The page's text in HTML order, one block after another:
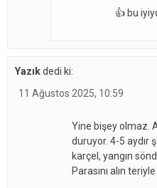
👍 bu
Yazıkdedi ki:
11 Ağustos 2025, 10:59
Yine bişey olmaz.
duruyor. 4-5 aydır
karçel, yangın
Parasını alın